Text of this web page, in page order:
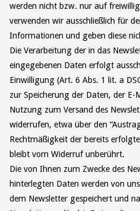
werden nicht bzw. nur auf
verwenden wir ausschließlich für
Informationen und geben diese
Die Verarbeitung der in das
eingegebenen Daten erfolgt
Einwilligung (Art. 6 Abs. 1 lit. a
zur Speicherung der Daten, der E-
Nutzung zum Versand des
widerrufen, etwa über den
Rechtmäßigkeit der bereits
bleibt vom Widerruf unberührt.
Die von Ihnen zum Zwecke des
hinterlegten Daten werden von
dem Newsletter gespeichert und